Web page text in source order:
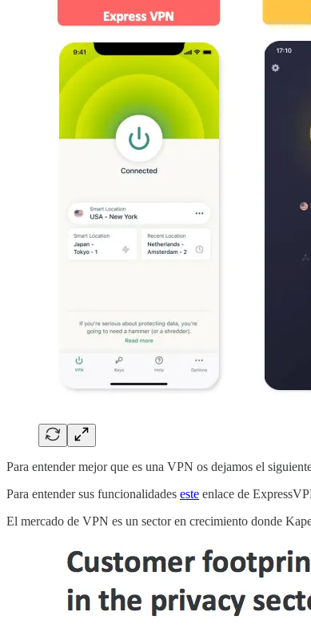
Para entender mejor que es una VPN os dejamos el
Para entender sus funcionalidades este enlace de
El mercado de VPN es un sector en crecimiento donde